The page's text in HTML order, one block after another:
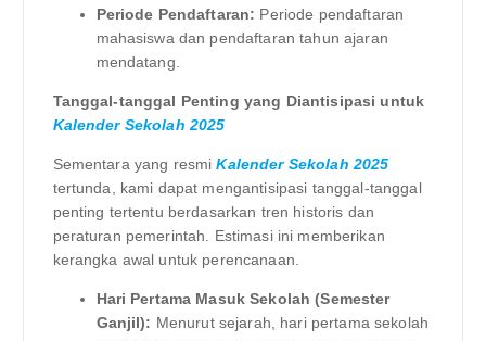
Periode Pendaftaran: Periode pendaftaran
mahasiswa dan pendaftaran tahun ajaran
mendatang.
Tanggal-tanggal Penting yang Diantisipasi untuk
Kalender Sekolah 2025
Sementara yang resmiKalender Sekolah 2025
tertunda, kami dapat mengantisipasi tanggal-tanggal
penting tertentu berdasarkan tren historis dan
peraturan pemerintah. Estimasi ini memberikan
kerangka awal untuk perencanaan.
Hari Pertama Masuk Sekolah (Semester
Ganjil): Menurut sejarah, hari pertama sekolah